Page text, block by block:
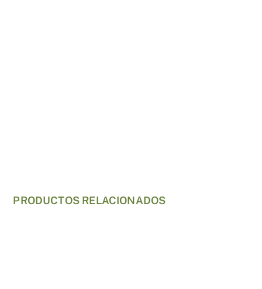
PRODUCTOS RELACIONADOS